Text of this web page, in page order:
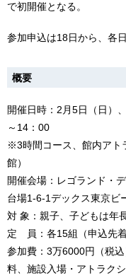
で初開催となる。
参加申込は18日から、各
概要
開催日時：2月5日（日）
～14：00
※3時間コース、館内アト
館）
開催会場：レゴランド・
台場1-6-1デックス東京ビ
対 象：親子、子どもは年
定 員：各15組（申込先着
参加費：3万6000円（税
料、施設入場・アトラク